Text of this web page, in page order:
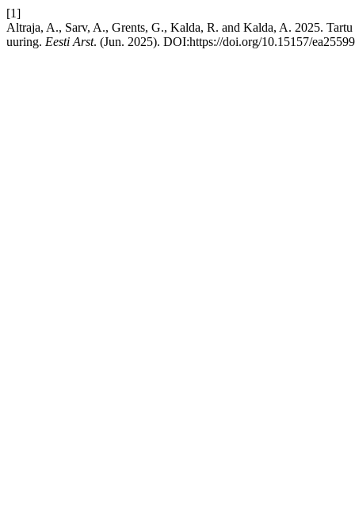
[1]
Altraja, A., Sarv, A., Grents, G., Kalda, R. and Kalda, A. 2025.
uuring. Eesti Arst. (Jun. 2025). DOI:https://doi.org/10.15157/